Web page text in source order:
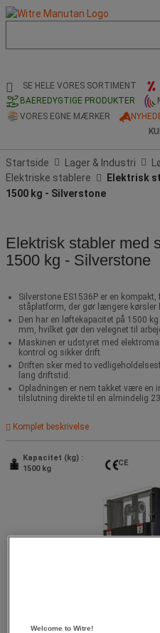
og
søgehistorik
SE HELE VORES SORTIMENT
BAEREDYGTIGE PRODUKTER
VORES EGNE MÆRKER
Startside Lager & Industri
Elektriske stablere
Elektrisk
1500 kg - Silverstone
Elektrisk stabler med
1500 kg - Silverstone
Silverstone ES1536P er en
ståplatform, der gør længere kørsler
Den har en løftekapacitet på 1500
mm, hvilket gør den velegnet til
Maskinen er udstyret med
kontrol og sikker drift.
Driften sker med to
lang driftstid.
Opladningen er nem takket være en
tilslutning direkte til en almindelig
Komplet beskrivelse
Kapacitet (kg) :
1500 kg
CE
Welcome to Witre!